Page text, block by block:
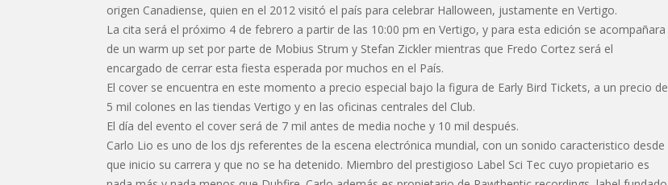
origen Canadiense, quien en el 2012 visitó el país para celebrar Halloween, justamente en Vertigo.
La cita será el próximo 4 de febrero a partir de las 10:00 pm en Vertigo, y para esta edición se acompañara
de un warm up set por parte de Mobius Strum y Stefan Zickler mientras que Fredo Cortez será el
encargado de cerrar esta fiesta esperada por muchos en el País.
El cover se encuentra en este momento a precio especial bajo la figura de Early Bird Tickets, a un precio de
5 mil colones en las tiendas Vertigo y en las oficinas centrales del Club.
El día del evento el cover será de 7 mil antes de media noche y 10 mil después.
Carlo Lio es uno de los djs referentes de la escena electrónica mundial, con un sonido caracteristico desde
que inicio su carrera y que no se ha detenido. Miembro del prestigioso Label Sci Tec cuyo propietario es